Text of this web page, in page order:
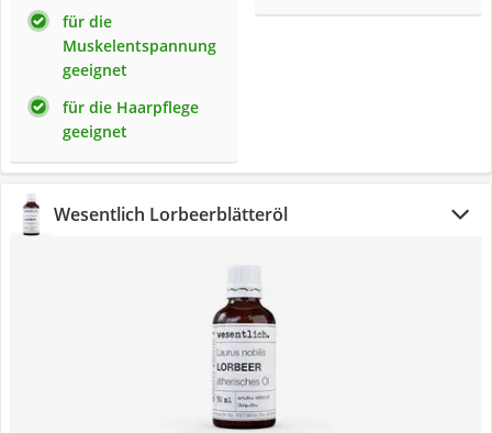
für die
Muskelentspannung
geeignet
für die Haarpflege
geeignet
Wesentlich Lorbeerblätteröl